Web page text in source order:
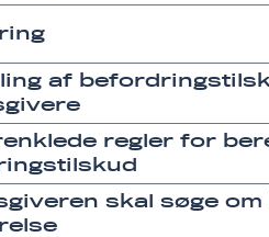
af
regler for
skal søge